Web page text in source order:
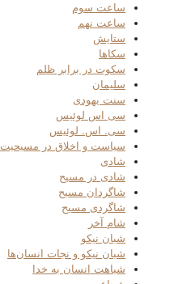
ساعت سوم
ساعت نهم
ستایش
سکاها
سکوت در برابر ظلم
سلیمان
سنت یهودی
سی اس لوئیس
سی. اس. لوئیس
سیاست و اخلاق در مسیحیت
شادی
شادی در مسیح
شاگردان مسیح
شاگردی مسیح
شام آخر
شبان نیکو
شبان نیکو و نجات انسان‌ها
شباهت انسان به خدا